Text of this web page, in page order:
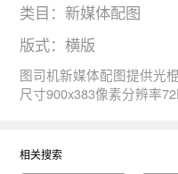
类目：新媒体配图
版式：横版
图司机新媒体配图提供光棍节脱单新媒体首图在线图片设计，一
尺寸900x383像素分辨率72DPI， 光棍节脱单新媒体首图图属于粉色, 幸福, 单身汪, 单身, 脱单主题。 主要用于公众号首图行业，为您推荐与光棍节脱单新媒体首
相关搜索